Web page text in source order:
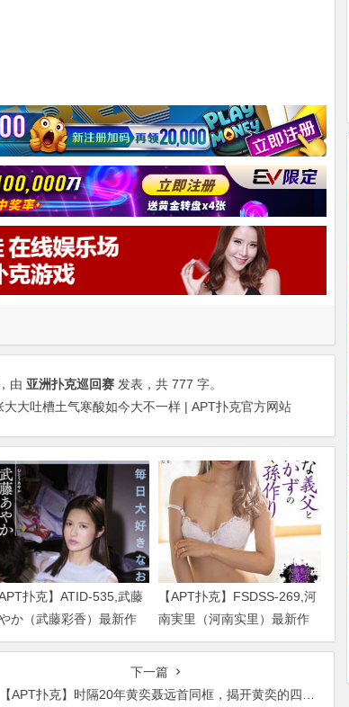
，由 亚洲扑克巡回赛 发表，共 777 字。
大大吐槽土气寒酸如今大不一样 | APT扑克官方网站
APT扑克】ATID-535,武藤
か（武藤彩香）最新作
01/19发布！
【APT扑克】FSDSS-269,河
南実里（河南实里）最新作
品2021-08-26发布！
下一篇
【APT扑克】时隔20年黄奕聂远首同框，揭开黄奕的四段情史段段精彩